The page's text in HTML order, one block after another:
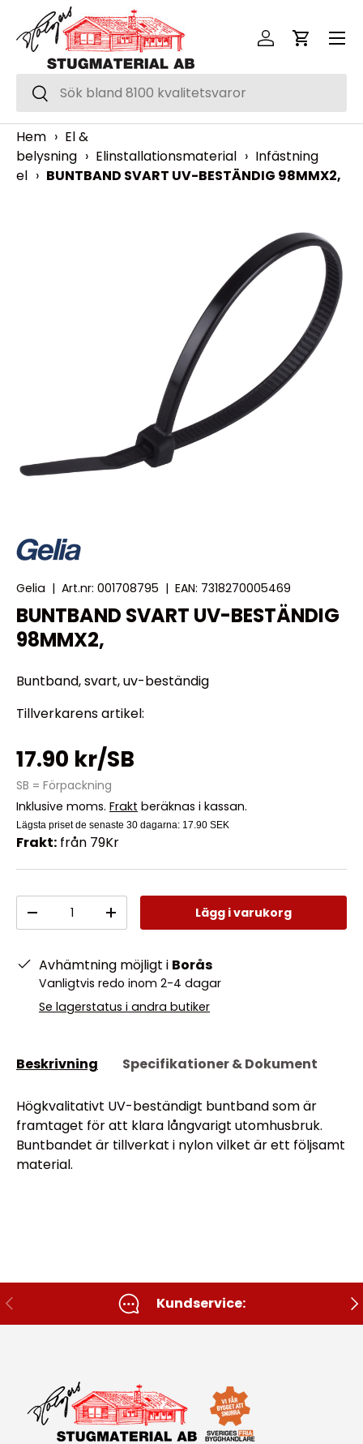
Hoppa över
Sök
Sök
Logga inVagn
Meny
Hem › El &
belysning › Elinstallationsmaterial › Infästning
el › BUNTBAND SVART UV-BESTÄNDIG 98MMX2,
Gelia | Art.nr: 001708795 | EAN: 7318270005469
BUNTBAND SVART UV-BESTÄNDIG
98MMX2,
Buntband, svart, uv-beständig
Tillverkarens artikel:
17.90 kr/SB
SB = Förpackning
Inklusive moms. Frakt beräknas i kassan.
Lägsta priset de senaste 30 dagarna: 17.90 SEK
Frakt: från 79Kr
-
+ Lägg i varukorg
Avhämtning möjligt i Borås
Vanligtvis redo inom 2-4 dagar
Se lagerstatus i andra butiker
Beskrivning Specifikationer & Dokument
Högkvalitativt UV-beständigt buntband som är
framtaget för att klara långvarigt utomhusbruk.
Buntbandet är tillverkat i nylon vilket är ett följsamt
material.
Tidigare Kundservice: